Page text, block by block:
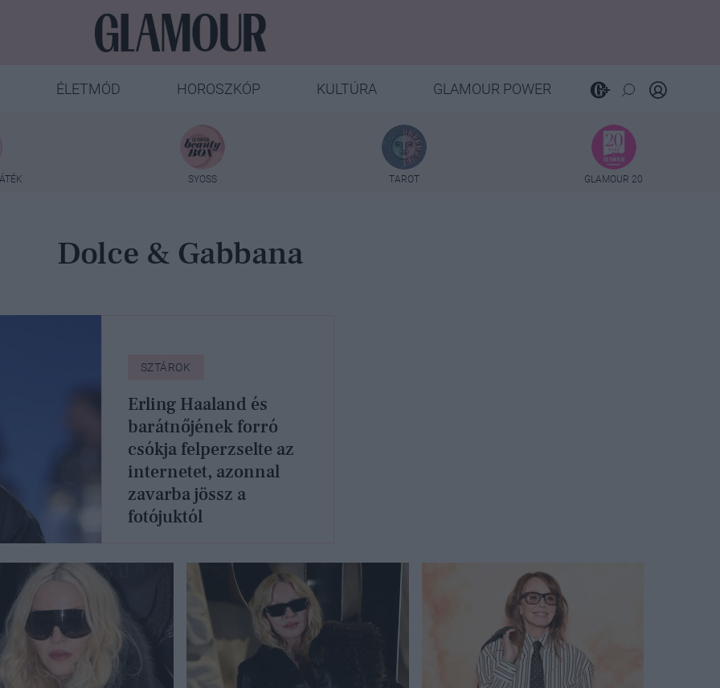
ÉLETMÓD HOROSZKÓP KULTÚRA GLAMOUR POWER
SYOSS TAROT GLAMOUR 20
Dolce & Gabbana
SZTÁROK
Erling Haaland és
barátnőjének forró
csókja felperzselte az
internetet, azonnal
zavarba jössz a
fotójuktól